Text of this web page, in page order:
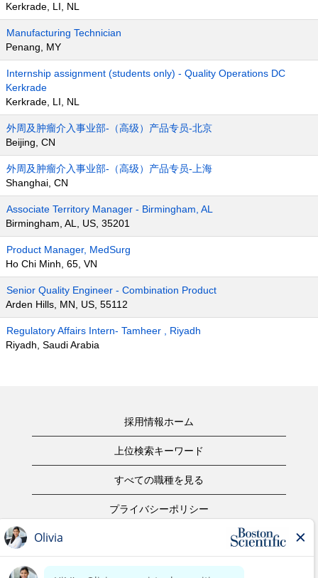
Kerkrade, LI, NL
Manufacturing Technician
Penang, MY
Internship assignment (students only) - Quality Operations DC
Kerkrade
Kerkrade, LI, NL
外周及肿瘤介入事业部-（高级）产品专员-北京
Beijing, CN
外周及肿瘤介入事业部-（高级）产品专员-上海
Shanghai, CN
Associate Territory Manager - Birmingham, AL
Birmingham, AL, US, 35201
Product Manager, MedSurg
Ho Chi Minh, 65, VN
Senior Quality Engineer - Combination Product
Arden Hills, MN, US, 55112
Regulatory Affairs Intern- Tamheer , Riyadh
Riyadh, Saudi Arabia
採用情報ホーム
上位検索キーワード
すべての職種を見る
プライバシーポリシー
著作権表示